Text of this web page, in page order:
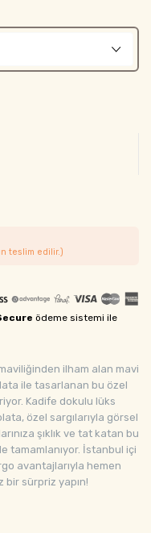
teslim edilir.)
ödeme sistemi ile
ilham alan mavi
ile tasarlanan bu özel
Kadife dokulu lüks
özel sargılarıyla görsel
şıklık ve tat katan bu
tamamlanıyor. İstanbul içi
avantajlarıyla hemen
sürpriz yapın!